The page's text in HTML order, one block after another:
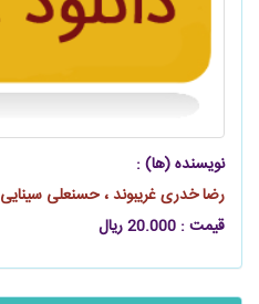
نویسنده (ها) :
رضا خدری غریبوند ، حسنعلی سینایی
قیمت : 20.000 ریال